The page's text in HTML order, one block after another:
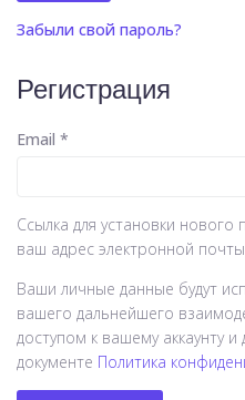
Забыли свой пароль?
Регистрация
Email *
Ссылка для установки
ваш адрес электронной почты.
Ваши личные данные будут
вашего дальнейшего
доступом к вашему аккаунту
документе Политика